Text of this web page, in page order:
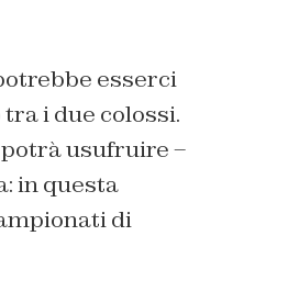
esserci
i due colossi.
usufruire –
in questa
di